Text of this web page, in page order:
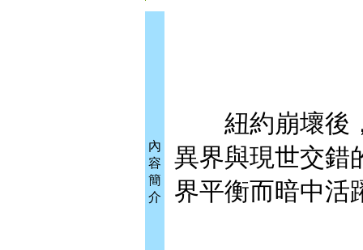
內
容
簡
介
紐約崩壞後，
異界與現世交錯
界平衡而暗中活